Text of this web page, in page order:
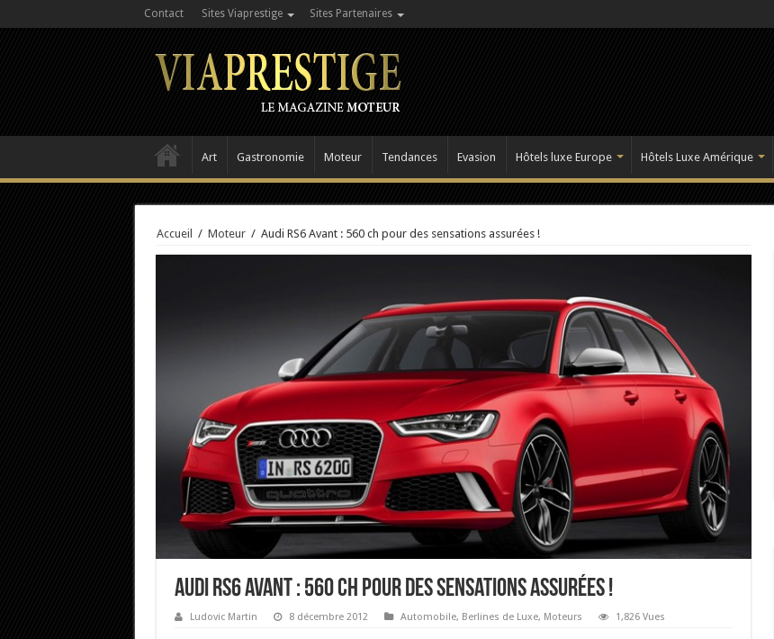
Contact Sites Viaprestige Sites Partenaires
Art Gastronomie Moteur Tendances Evasion Hôtels luxe Europe Hôtels Luxe Amérique
Accueil / Moteur / Audi RS6 Avant : 560 ch pour des sensations assurées !
Audi RS6 Avant : 560 ch pour des sensations assurées !
Ludovic Martin 8 décembre 2012 Automobile, Berlines de Luxe, Moteurs 1,826 Vues